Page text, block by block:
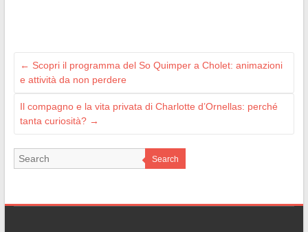
← Scopri il programma del So Quimper a Cholet: animazioni
e attività da non perdere
Il compagno e la vita privata di Charlotte d’Ornellas: perché
tanta curiosità? →
Search